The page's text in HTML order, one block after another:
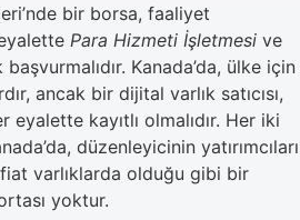
bir borsa, faaliyet
Para Hizmeti İşletmesi ve
Kanada’da, ülke için
ancak bir dijital varlık satıcısı,
kayıtlı olmalıdır. Her iki
düzenleyicinin yatırımcıları
varlıklarda olduğu gibi bir
yoktur.